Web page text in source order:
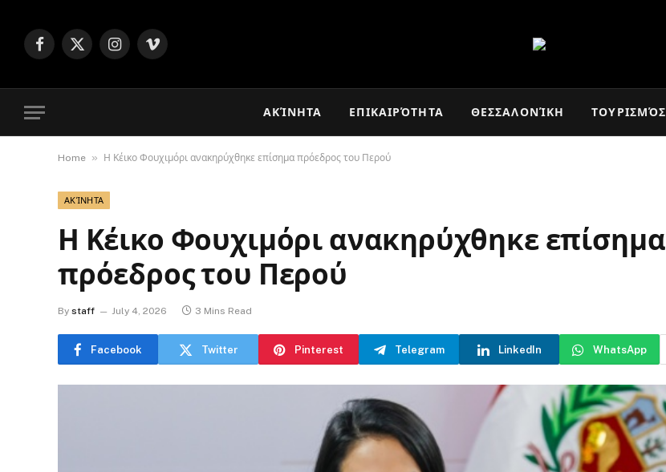
Facebook
X
Instagram
Vimeo
ΑΚΊΝΗΤΑ ΕΠΙΚΑΙΡΌΤΗΤΑ ΘΕΣΣΑΛΟΝΊΚΗ ΤΟΥΡΙΣΜΌΣ
Home » Η Κέικο Φουχιμόρι ανακηρύχθηκε επίσημα πρόεδρος του Περού
ΑΚΊΝΗΤΑ
Η Κέικο Φουχιμόρι ανακηρύχθηκε επίσημα
πρόεδρος του Περού
By staff July 4, 2026 3 Mins Read
Facebook Twitter Pinterest Telegram LinkedIn WhatsApp